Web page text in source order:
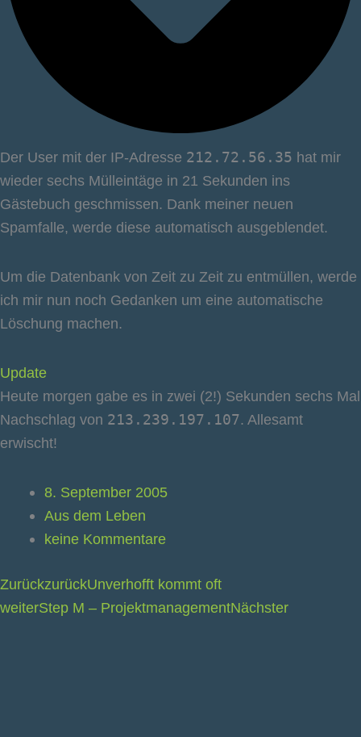
Der User mit der IP-Adresse 212.72.56.35 hat mir
wieder sechs Mülleintäge in 21 Sekunden ins
Gästebuch geschmissen. Dank meiner neuen
Spamfalle, werde diese automatisch ausgeblendet.
Um die Datenbank von Zeit zu Zeit zu entmüllen, werde
ich mir nun noch Gedanken um eine automatische
Löschung machen.
Update
Heute morgen gabe es in zwei (2!) Sekunden sechs Mal
Nachschlag von 213.239.197.107. Allesamt
erwischt!
8. September 2005
Aus dem Leben
keine Kommentare
ZurückzurückUnverhofft kommt oft
weiterStep M – ProjektmanagementNächster